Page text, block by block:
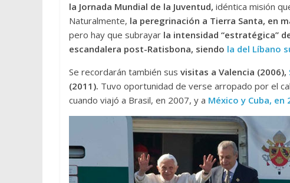
la Jornada Mundial de la Juventud, idéntica misión
Naturalmente, la peregrinación a Tierra Santa, en
pero hay que subrayar la intensidad “estratégica”
escandalera post-Ratisbona, siendo la del Líbano
Se recordarán también sus visitas a Valencia (2006),
(2011). Tuvo oportunidad de verse arropado por el
cuando viajó a Brasil, en 2007, y a México y Cuba, en